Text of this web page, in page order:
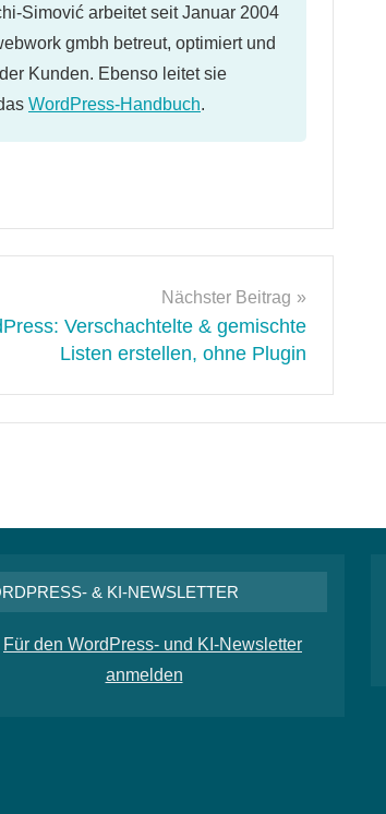
Simović arbeitet seit Januar 2004
gmbh betreut, optimiert und
Kunden. Ebenso leitet sie
WordPress-Handbuch.
Nächster Beitrag
Verschachtelte & gemischte
Listen erstellen, ohne Plugin
& KI-NEWSLETTER